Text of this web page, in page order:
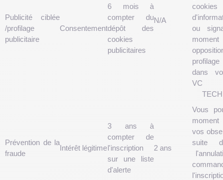
Publicité ciblée
/profilage
publicitaire
Consentement
6 mois à
compter du
dépôt des
cookies
publicitaires
N/A
cookies
ou
dans
VC
Prévention de la
fraude
Intérêt légitime
3 ans à
compter de
l'inscription
sur une liste
d'alerte
2 ans
Vous
vos